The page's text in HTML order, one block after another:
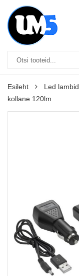
Esileht Led lambid
kollane 120lm